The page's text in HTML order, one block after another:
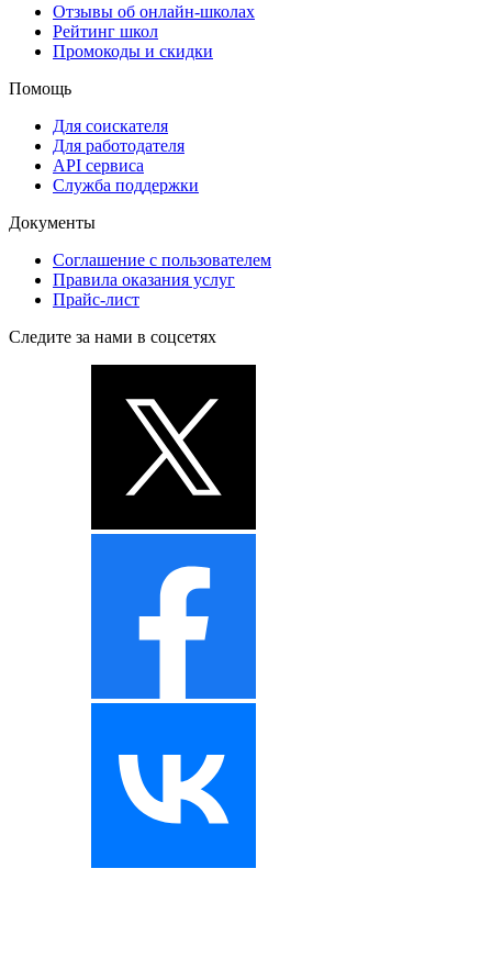
Отзывы об онлайн-школах
Рейтинг школ
Промокоды и скидки
Помощь
Для соискателя
Для работодателя
API сервиса
Служба поддержки
Документы
Соглашение с пользователем
Правила оказания услуг
Прайс-лист
Следите за нами в соцсетях